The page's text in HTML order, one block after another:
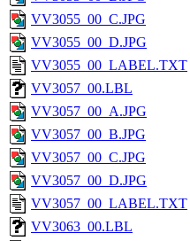
VV3055_00_C.JPG
VV3055_00_D.JPG
VV3055_00_LABEL.TXT
VV3057_00.LBL
VV3057_00_A.JPG
VV3057_00_B.JPG
VV3057_00_C.JPG
VV3057_00_D.JPG
VV3057_00_LABEL.TXT
VV3063_00.LBL